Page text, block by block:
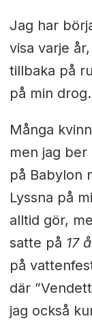
Jag har
visa varje
tillbaka på
på min
Många
men jag
på Babylon
Lyssna på
alltid gör,
satte på 17
på
där
jag också